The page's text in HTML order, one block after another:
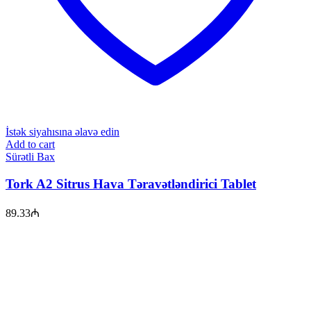
İstək siyahısına əlavə edin
Add to cart
Sürətli Bax
Tork A2 Sitrus Hava Təravətləndirici Tablet
89.33₼